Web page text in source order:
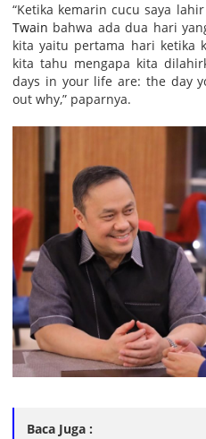
“Ketika kemarin cucu saya
Twain bahwa ada dua hari
kita yaitu pertama hari ketika
kita tahu mengapa kita
days in your life are: the day
out why,” paparnya.
Baca Juga :